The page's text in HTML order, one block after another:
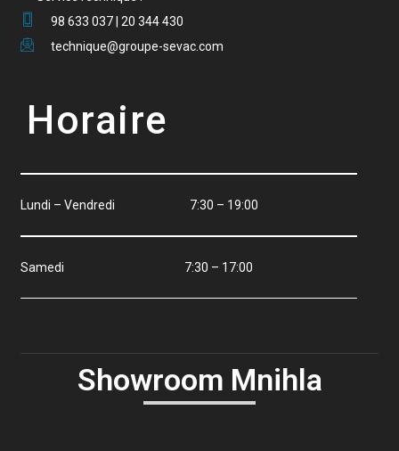
98 633 037 | 20 344 430
technique@groupe-sevac.com
Horaire
Lundi – Vendredi 7:30 – 19:00
Samedi 7:30 – 17:00
Showroom Mnihla